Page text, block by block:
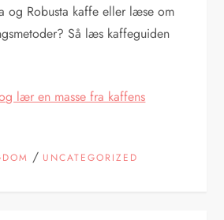
og Robusta kaffe eller læse om
Så læs kaffeguiden
lær en masse fra kaffens
/ UNCATEGORIZED